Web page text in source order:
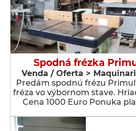
Spodná frézka
Venda / Oferta >
Predám spodnú frézu
fréza vo výbornom stave.
Cena 1000 Euro Ponuka